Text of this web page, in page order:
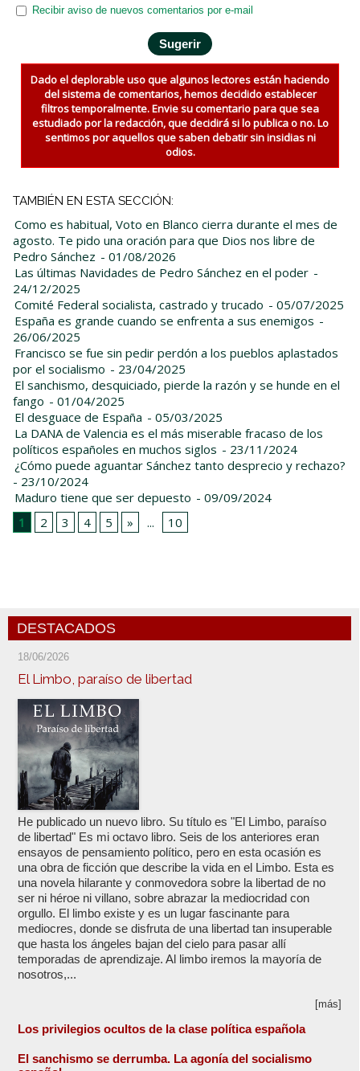
Recibir aviso de nuevos comentarios por e-mail
Dado el deplorable uso que algunos lectores están haciendo
del sistema de comentarios, hemos decidido establecer
filtros temporalmente. Envie su comentario para que sea
estudiado por la redacción, que decidirá si lo publica o no. Lo
sentimos por aquellos que saben debatir sin insidias ni
odios.
TAMBIÉN EN ESTA SECCIÓN:
Como es habitual, Voto en Blanco cierra durante el mes de
agosto. Te pido una oración para que Dios nos libre de
Pedro Sánchez - 01/08/2026
Las últimas Navidades de Pedro Sánchez en el poder -
24/12/2025
Comité Federal socialista, castrado y trucado - 05/07/2025
España es grande cuando se enfrenta a sus enemigos -
26/06/2025
Francisco se fue sin pedir perdón a los pueblos aplastados
por el socialismo - 23/04/2025
El sanchismo, desquiciado, pierde la razón y se hunde en el
fango - 01/04/2025
El desguace de España - 05/03/2025
La DANA de Valencia es el más miserable fracaso de los
políticos españoles en muchos siglos - 23/11/2024
¿Cómo puede aguantar Sánchez tanto desprecio y rechazo?
- 23/10/2024
Maduro tiene que ser depuesto - 09/09/2024
1
2 3 4 5 » ... 10
DESTACADOS
18/06/2026
El Limbo, paraíso de libertad
He publicado un nuevo libro. Su título es "El Limbo, paraíso
de libertad" Es mi octavo libro. Seis de los anteriores eran
ensayos de pensamiento político, pero en esta ocasión es
una obra de ficción que describe la vida en el Limbo. Esta es
una novela hilarante y conmovedora sobre la libertad de no
ser ni héroe ni villano, sobre abrazar la mediocridad con
orgullo. El limbo existe y es un lugar fascinante para
mediocres, donde se disfruta de una libertad tan insuperable
que hasta los ángeles bajan del cielo para pasar allí
temporadas de aprendizaje. Al limbo iremos la mayoría de
nosotros,...
[más]
Los privilegios ocultos de la clase política española
El sanchismo se derrumba. La agonía del socialismo